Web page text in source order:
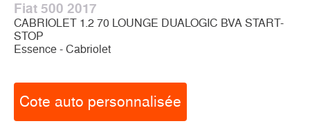
Fiat 500 2017
CABRIOLET 1.2 70 LOUNGE DUALOGIC BVA START-
STOP
Essence - Cabriolet
Cote auto personnalisée